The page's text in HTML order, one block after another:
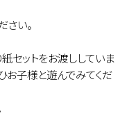
さい。
紙セットをお渡ししていま
お子様と遊んでみてくだ